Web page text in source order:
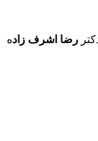
رضا اشرف زاده